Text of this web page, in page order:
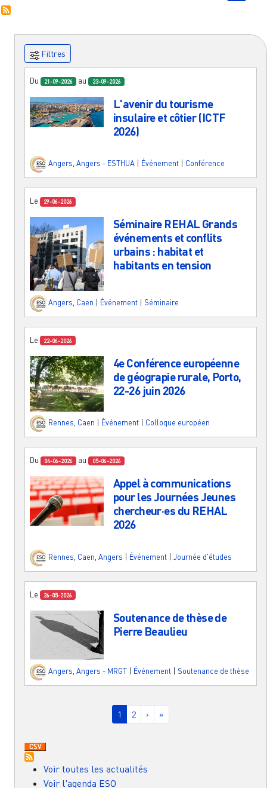
Filtres
Du 21-09-2026 au 23-09-2026
L'avenir du tourisme
insulaire et côtier (ICTF
2026)
Angers, Angers - ESTHUA Événement Conférence
Le 29-06-2026
Séminaire REHAL Grands
événements et conflits
urbains : habitat et
habitants en tension
Angers Caen Événement Séminaire
Le 22-06-2026
4e Conférence européenne
de géograpie rurale, Porto,
22-26 juin 2026
Rennes, Caen Événement Colloque européen
Du 04-06-2026 au 05-06-2026
Appel à communications
pour les Journées Jeunes
chercheur·es du REHAL
2026
Rennes Caen Angers Événement Journée d'études
Le 26-05-2026
Soutenance de thèse de
Pierre Beaulieu
Angers Angers - MRGT Événement Soutenance de thèse
Page courante
1 Page
2 Page suivante
› Dernière page
»
Voir toutes les actualités
Voir l'agenda ESO